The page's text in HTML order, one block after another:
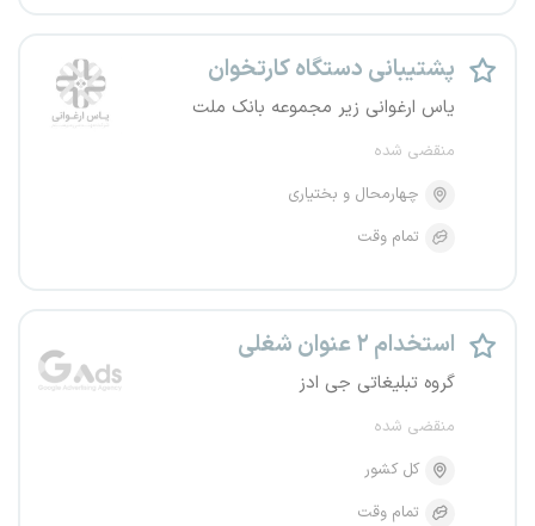
پشتیبانی دستگاه کارتخوان
یاس ارغوانی زیر مجموعه بانک ملت
منقضی شده
چهارمحال و بختیاری
تمام وقت
استخدام ۲ عنوان شغلی
گروه تبلیغاتی جی ادز
منقضی شده
کل کشور
تمام وقت